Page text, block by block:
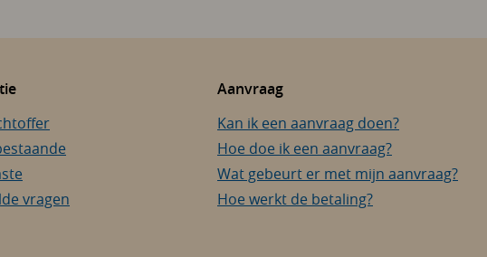
vragen
Aanvraag
Kan ik een aanvraag doen?
Hoe doe ik een aanvraag?
Wat gebeurt er met mijn aanvraag?
Hoe werkt de betaling?